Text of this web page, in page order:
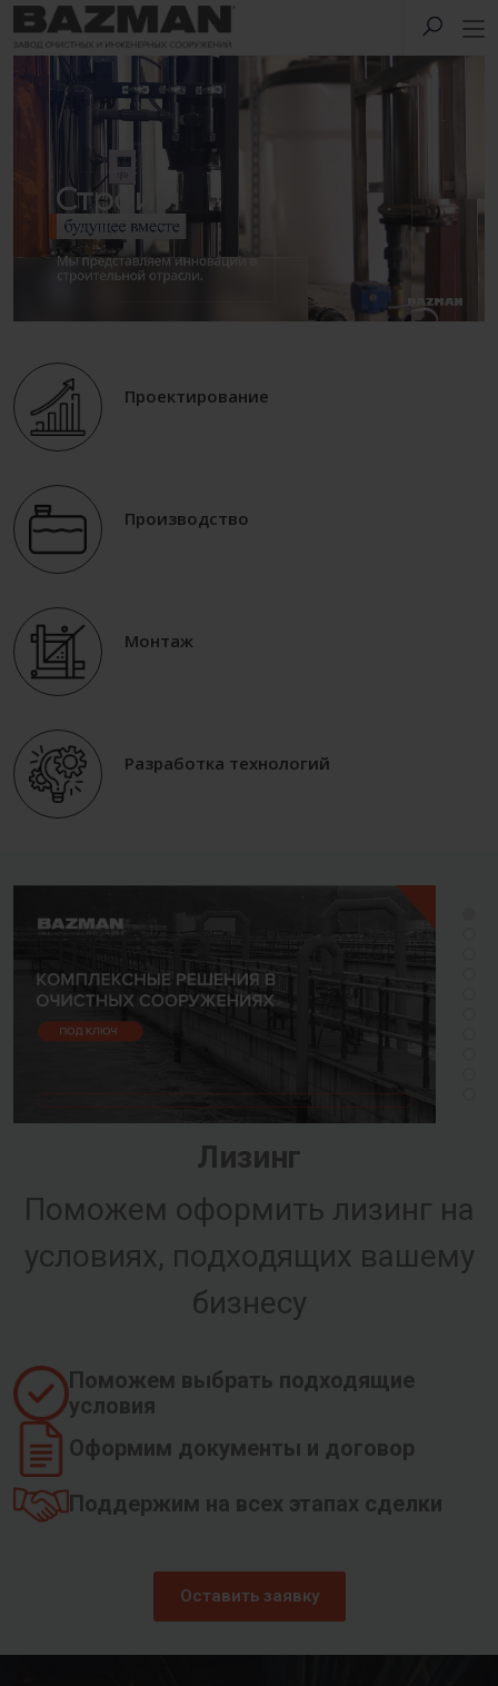
Проектирование
Производство
Монтаж
Разработка технологий
Лизинг
Поможем оформить лизинг на
условиях, подходящих вашему
бизнесу
Поможем выбрать подходящие
условия
Оформим документы и договор
Поддержим на всех этапах сделки
Оставить заявку